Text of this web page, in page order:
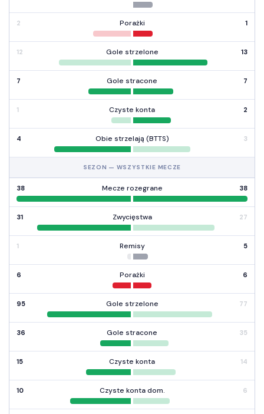
2 Porażki 1
12 Gole strzelone 13
7 Gole stracone 7
1 Czyste konta 2
4 Obie strzelają (BTTS) 3
SEZON — WSZYSTKIE MECZE
38 Mecze rozegrane 38
31 Zwycięstwa 27
1 Remisy 5
6 Porażki 6
95 Gole strzelone 77
36 Gole stracone 35
15 Czyste konta 14
10 Czyste konta dom. 6